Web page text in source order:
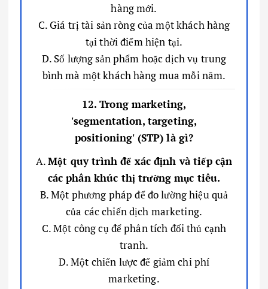
hàng mới.
C. Giá trị tài sản ròng của một khách hàng
tại thời điểm hiện tại.
D. Số lượng sản phẩm hoặc dịch vụ trung
bình mà một khách hàng mua mỗi năm.
12. Trong marketing,
'segmentation, targeting,
positioning' (STP) là gì?
A.Một quy trình để xác định và tiếp cận
các phân khúc thị trường mục tiêu.
B. Một phương pháp để đo lường hiệu quả
của các chiến dịch marketing.
C. Một công cụ để phân tích đối thủ cạnh
tranh.
D. Một chiến lược để giảm chi phí
marketing.